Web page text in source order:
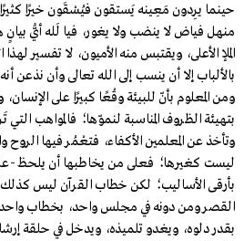
حينما يرِدون مَعِينه يَستقون فيُسْقَون خيرًا
منهل فياض لا ينضب ولا يغور، فيا لَله أيُّ
الملإ الأعلى، ويقتبس منه الأميون، لا تفسير
بالألباب إلا أن ينسب إلى الله تعالى وأن نذعن
ومن المعلوم بأنّ للبيئة وقْعًا كبيرًا على الإنسان،
بتهيئة الظروف المناسبة لنموّها؛ فالمواهب التي
وتأخذ عن المعلمين الأكفاء، فتعْمُر فيها
ليست كغيرها؛ فعلى من يخاطبها أن يلحظ -
بأرقى الأساليب؛ لكن خطاب القرآن ليس
القصر ومن دونه في مجلس واحد، بخطاب
بقدر دلوه، ويغدو تلميذه، ويدخل في حلقة